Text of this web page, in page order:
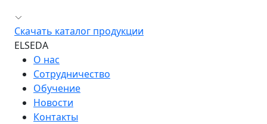
Скачать каталог продукции
ELSEDA
О нас
Сотрудничество
Обучение
Новости
Контакты